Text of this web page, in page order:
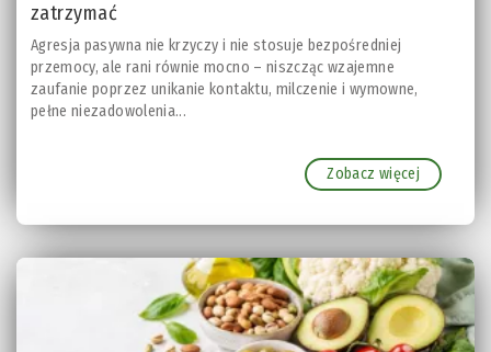
zatrzymać
Agresja pasywna nie krzyczy i nie stosuje bezpośredniej
przemocy, ale rani równie mocno – niszcząc wzajemne
zaufanie poprzez unikanie kontaktu, milczenie i wymowne,
pełne niezadowolenia...
Zobacz więcej